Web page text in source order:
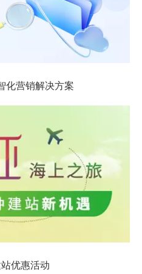
化营销解决方案
优惠活动